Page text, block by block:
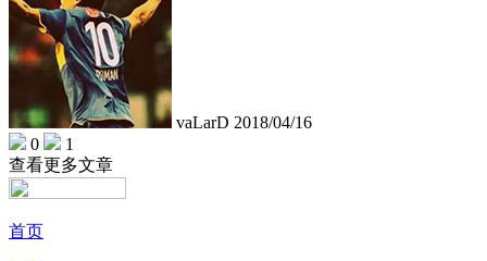
vaLarD 2018/04/16
0
1
查看更多文章
首页